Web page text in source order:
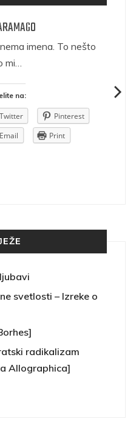
imena. To nešto
mi…
na:
Twitter
Pinterest
Email Print
svetlosti – Izreke o
radikalizam
Allographica]